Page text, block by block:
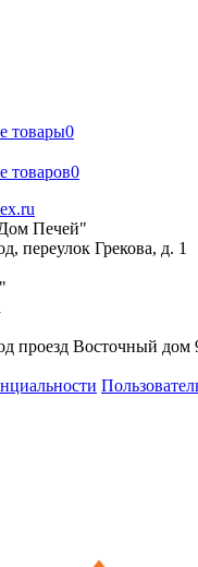
товары0
товаров0
Печей"
переулок Грекова, д. 1
проезд Восточный дом